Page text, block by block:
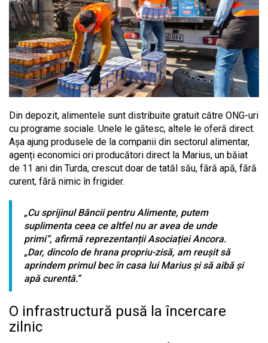
Din depozit, alimentele sunt distribuite gratuit către ONG-uri
cu programe sociale. Unele le gătesc, altele le oferă direct.
Așa ajung produsele de la companii din sectorul alimentar,
agenți economici ori producători direct la Marius, un băiat
de 11 ani din Turda, crescut doar de tatăl său, fără apă, fără
curent, fără nimic în frigider.
„Cu sprijinul Băncii pentru Alimente, putem
suplimenta ceea ce altfel nu ar avea de unde
primi”, afirmă reprezentanții Asociației Ancora.
„Dar, dincolo de hrana propriu-zisă, am reușit să
aprindem primul bec în casa lui Marius și să aibă și
apă curentă.”
O infrastructură pusă la încercare
zilnic